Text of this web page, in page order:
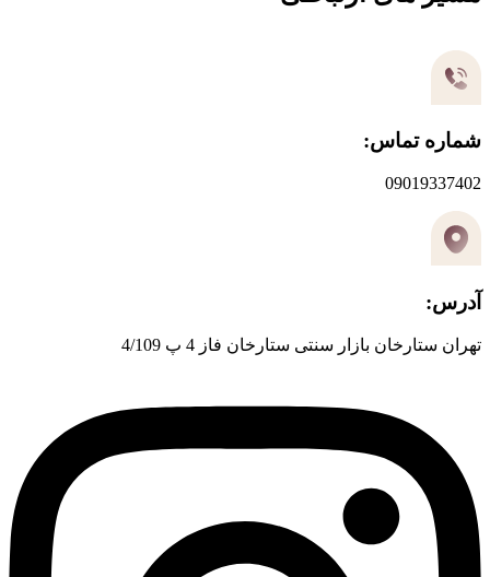
شماره تماس:
09019337402
آدرس:
تهران ستارخان بازار سنتی ستارخان فاز 4 پ 4/109